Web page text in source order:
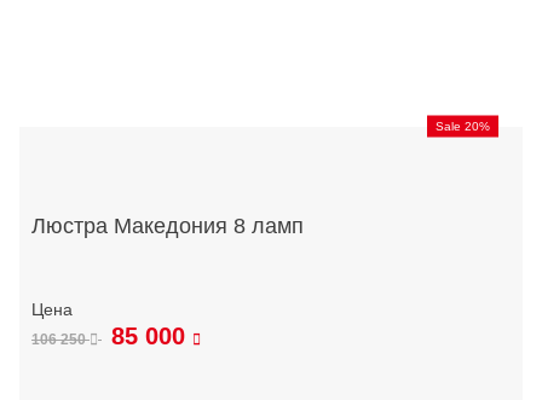
Sale 20%
Люстра Македония 8 ламп
106 250 85 000